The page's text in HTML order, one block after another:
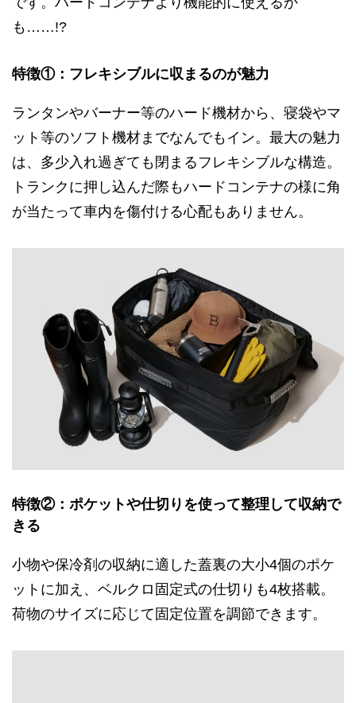
も……!?
特徴①：フレキシブルに収まるのが魅力
ランタンやバーナー等のハード機材から、寝袋やマ
ット等のソフト機材までなんでもイン。最大の魅力
は、多少入れ過ぎても閉まるフレキシブルな構造。
トランクに押し込んだ際もハードコンテナの様に角
が当たって車内を傷付ける心配もありません。
特徴②：ポケットや仕切りを使って整理して収納で
きる
小物や保冷剤の収納に適した蓋裏の大小4個のポケ
ットに加え、ベルクロ固定式の仕切りも4枚搭載。
荷物のサイズに応じて固定位置を調節できます。